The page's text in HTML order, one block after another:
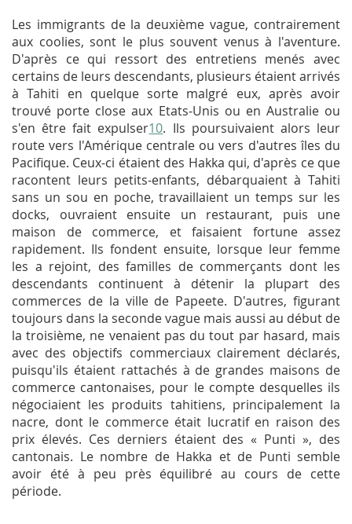
Les immigrants de la deuxième vague, contrairement
aux coolies, sont le plus souvent venus à l'aventure.
D'après ce qui ressort des entretiens menés avec
certains de leurs descendants, plusieurs étaient arrivés
à Tahiti en quelque sorte malgré eux, après avoir
trouvé porte close aux Etats-Unis ou en Australie ou
s'en être fait expulser10. Ils poursuivaient alors leur
route vers l'Amérique centrale ou vers d'autres îles du
Pacifique. Ceux-ci étaient des Hakka qui, d'après ce que
racontent leurs petits-enfants, débarquaient à Tahiti
sans un sou en poche, travaillaient un temps sur les
docks, ouvraient ensuite un restaurant, puis une
maison de commerce, et faisaient fortune assez
rapidement. Ils fondent ensuite, lorsque leur femme
les a rejoint, des familles de commerçants dont les
descendants continuent à détenir la plupart des
commerces de la ville de Papeete. D'autres, figurant
toujours dans la seconde vague mais aussi au début de
la troisième, ne venaient pas du tout par hasard, mais
avec des objectifs commerciaux clairement déclarés,
puisqu'ils étaient rattachés à de grandes maisons de
commerce cantonaises, pour le compte desquelles ils
négociaient les produits tahitiens, principalement la
nacre, dont le commerce était lucratif en raison des
prix élevés. Ces derniers étaient des « Punti », des
cantonais. Le nombre de Hakka et de Punti semble
avoir été à peu près équilibré au cours de cette
période.